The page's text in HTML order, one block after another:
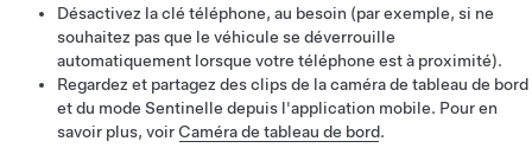
Désactivez la clé téléphone, au besoin (par exemple, si ne
souhaitez pas que le véhicule se déverrouille
automatiquement lorsque votre téléphone est à proximité).
Regardez et partagez des clips de la caméra de tableau de bord
et du mode Sentinelle depuis l'application mobile. Pour en
savoir plus, voir Caméra de tableau de bord.